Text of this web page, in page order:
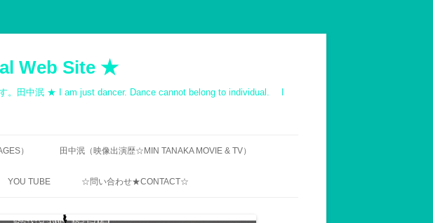
Web Site ★
。田中泯 ★ I am just dancer. Dance cannot belong to individual. I
） 田中泯（映像出演歴☆MIN TANAKA MOVIE & TV）
出演一覧｜MOVIE ｜TV｜OTHER
YOU TUBE ☆問い合わせ★CONTACT☆